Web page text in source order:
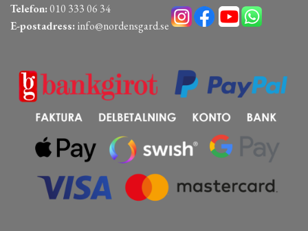
Telefon:010 333 06 34
E-postadress: info@nordensgard.se